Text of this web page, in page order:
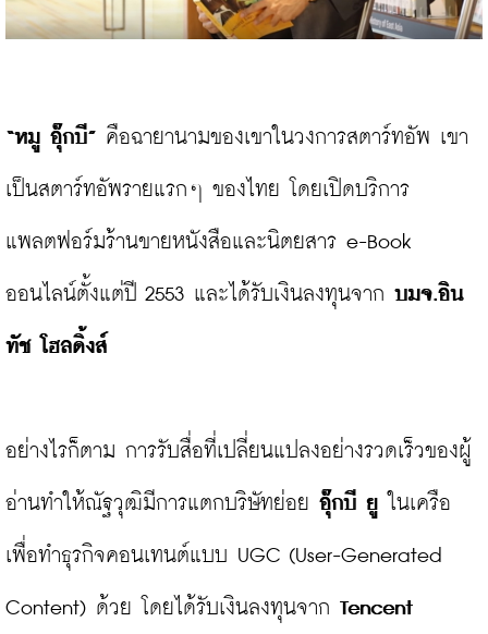
“หมู อุ๊กบี” คือฉายานามของเขาในวงการสตาร์ทอัพ เขา
เป็นสตาร์ทอัพรายแรกๆ ของไทย โดยเปิดบริการ
แพลตฟอร์มร้านขายหนังสือและนิตยสาร e-Book
ออนไลน์ตั้งแต่ปี 2553 และได้รับเงินลงทุนจาก บมจ.อิน
ทัช โฮลดิ้งส์
อย่างไรก็ตาม การรับสื่อที่เปลี่ยนแปลงอย่างรวดเร็วของผู้
อ่านทำให้ณัฐวุฒิมีการแตกบริษัทย่อย อุ๊กบี ยู ในเครือ
เพื่อทำธุรกิจคอนเทนต์แบบ UGC (User-Generated
Content) ด้วย โดยได้รับเงินลงทุนจาก Tencent